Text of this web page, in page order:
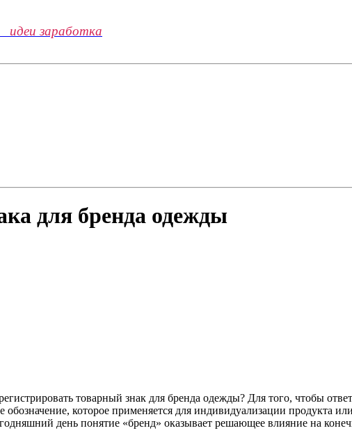
идеи заработка
для бренда одежды
товарный знак для бренда одежды? Для того, чтобы
которое применяется для индивидуализации продукта
день понятие «бренд» оказывает решающее влияние на